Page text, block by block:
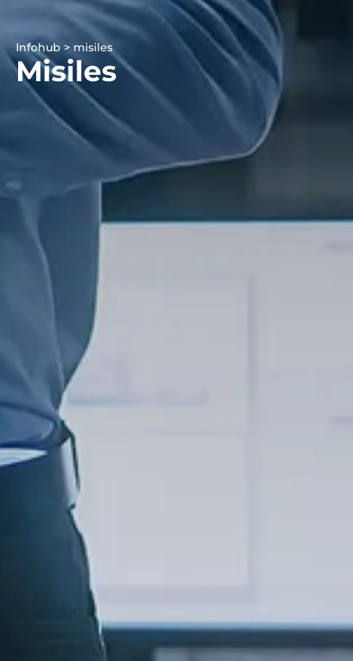
Infohub > misiles
Misiles